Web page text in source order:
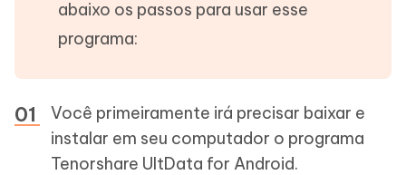
abaixo os passos para usar esse
programa:
Você primeiramente irá precisar baixar e
instalar em seu computador o programa
Tenorshare UltData for Android.